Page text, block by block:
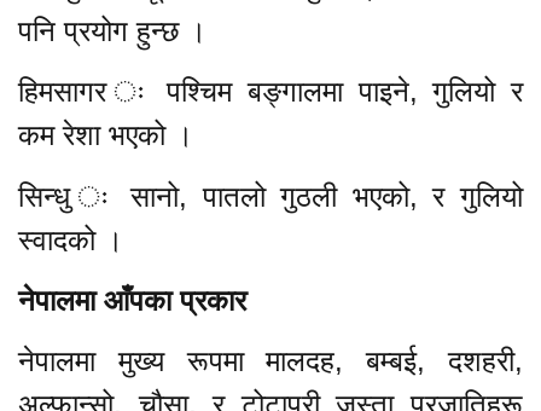
पनि प्रयोग हुन्छ ।
हिमसागर ः पश्चिम बङ्गालमा पाइने, गुलियो र
कम रेशा भएको ।
सिन्धु ः सानो, पातलो गुठली भएको, र गुलियो
स्वादको ।
नेपालमा आँपका प्रकार
नेपालमा मुख्य रूपमा मालदह, बम्बई, दशहरी,